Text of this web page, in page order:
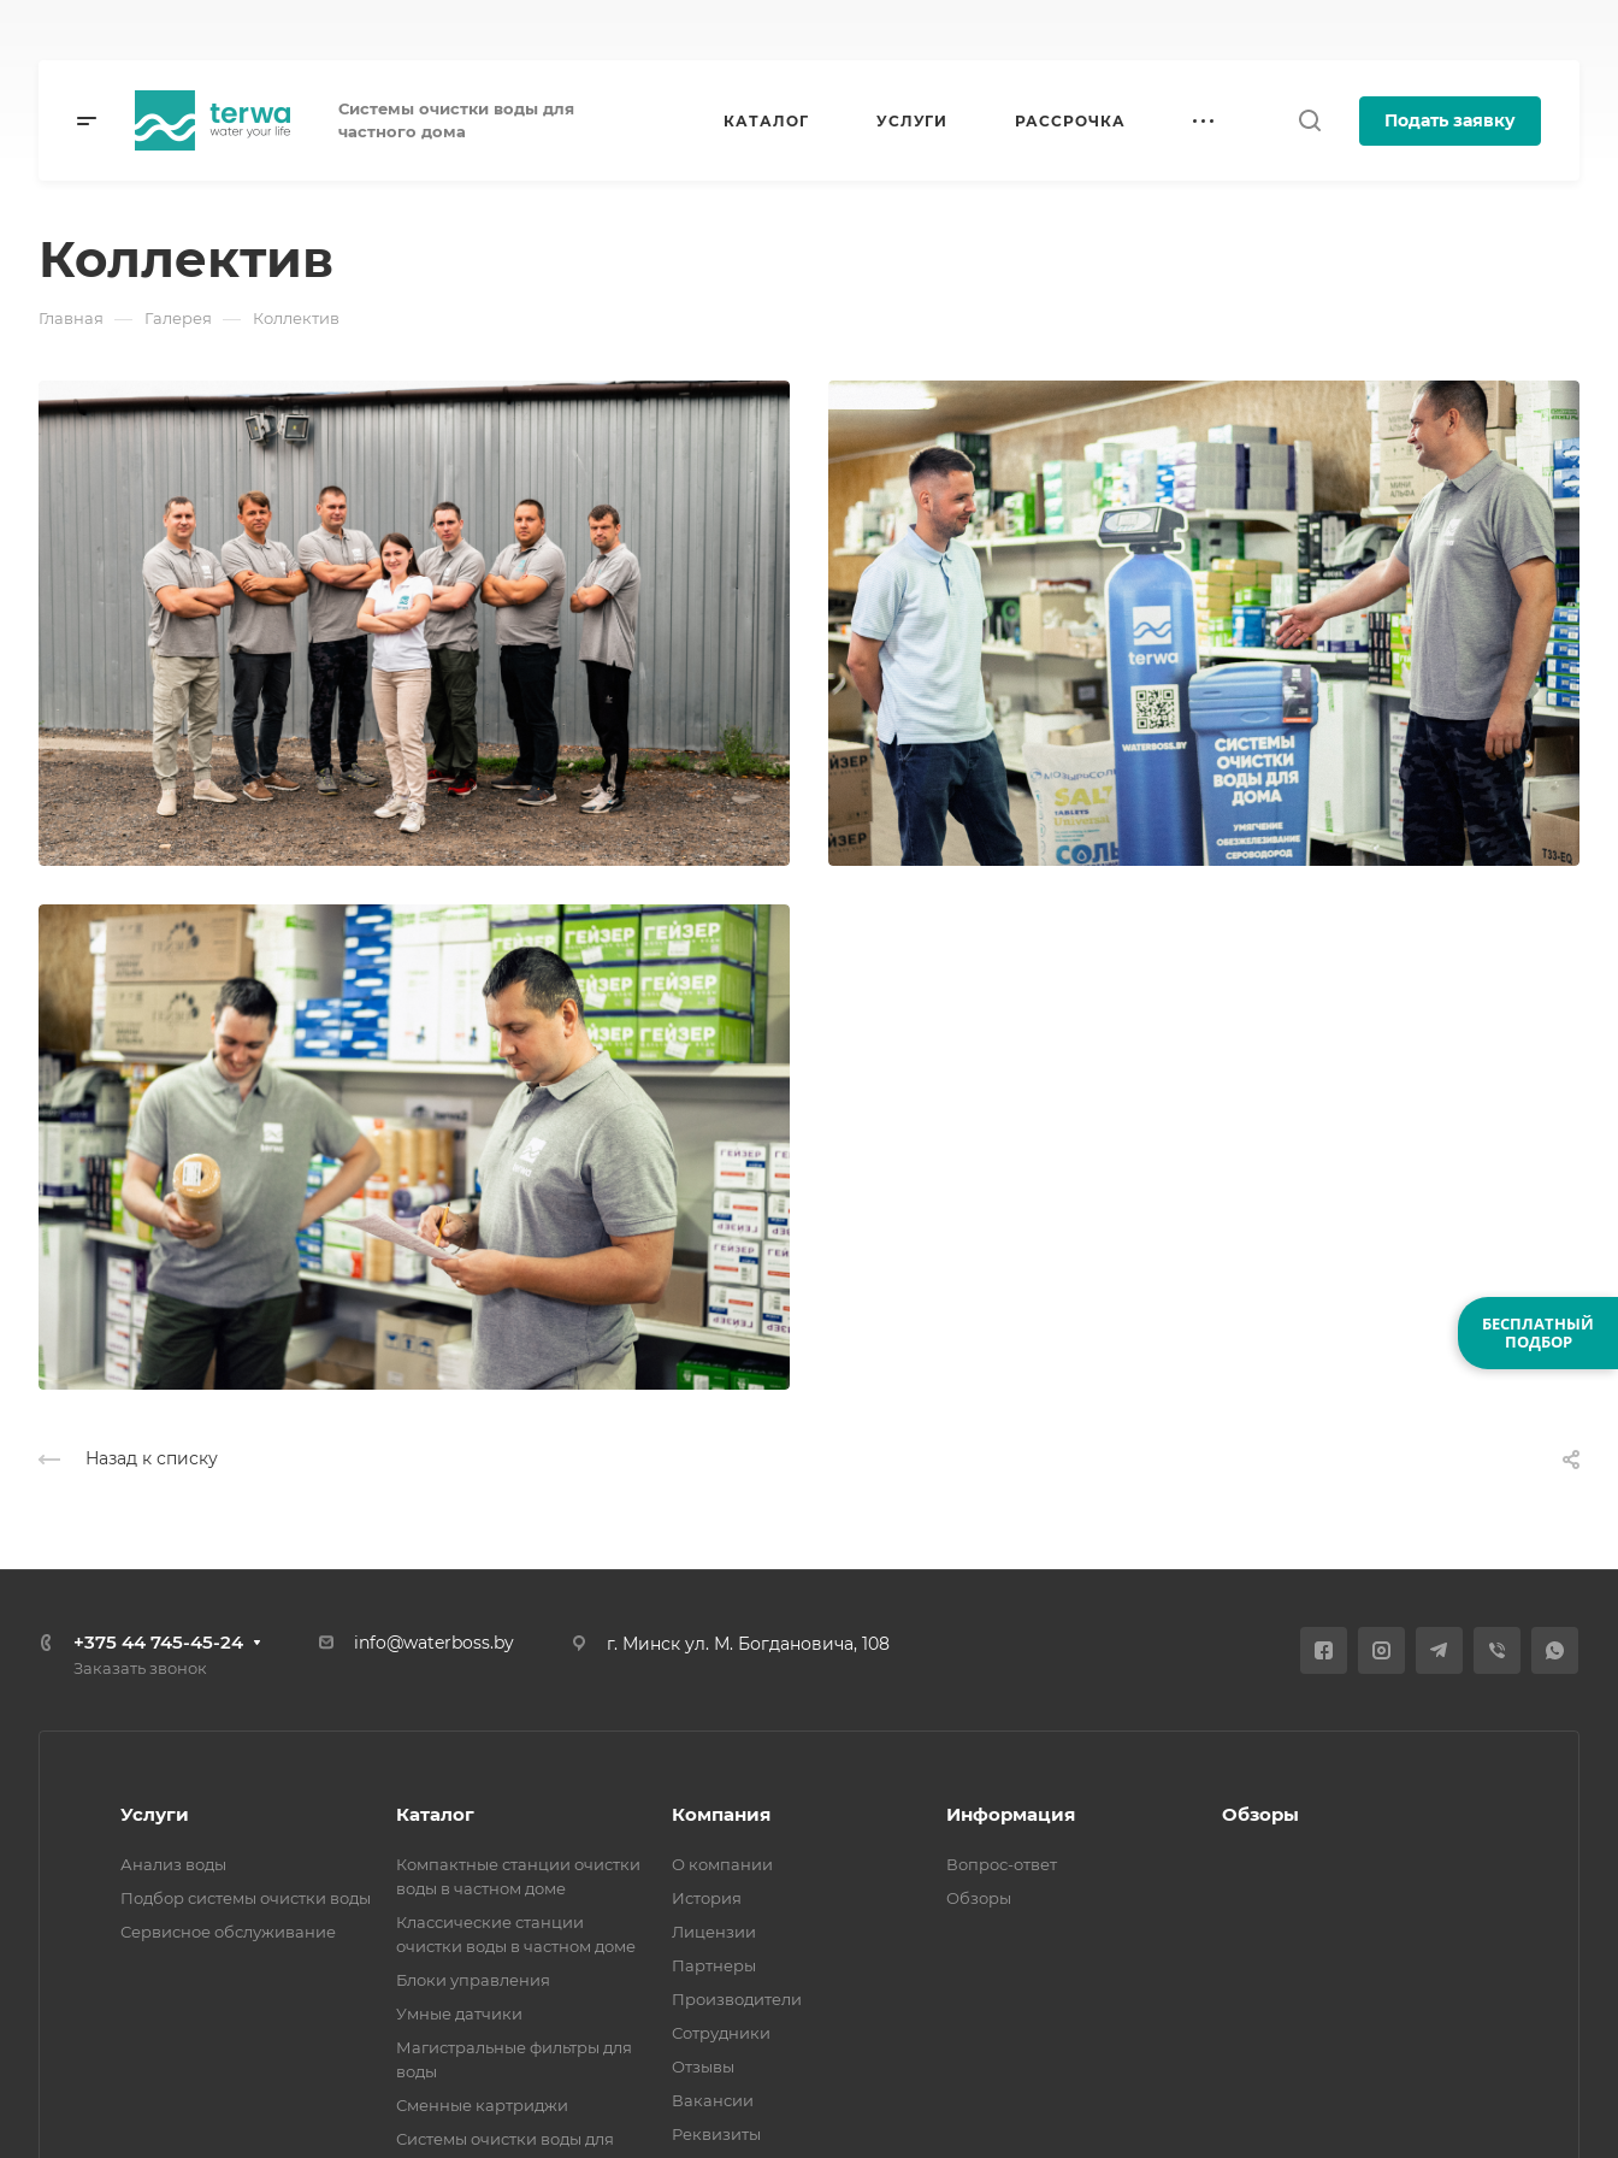
Системы очистки воды для
частного дома
КАТАЛОГ УСЛУГИ РАССРОЧКА Подать заявку
Коллектив
Главная — Галерея — Коллектив
Назад к списку
+375 44 745-45-24
Заказать звонок
info@waterboss.by г. Минск ул. М. Богдановича, 108
Услуги
Анализ воды
Подбор системы очистки воды
Сервисное обслуживание
Каталог
Компактные станции очистки
воды в частном доме
Классические станции
очистки воды в частном доме
Блоки управления
Умные датчики
Магистральные фильтры для
воды
Сменные картриджи
Системы очистки воды для
Компания
О компании
История
Лицензии
Партнеры
Производители
Сотрудники
Отзывы
Вакансии
Реквизиты
Информация
Вопрос-ответ
Обзоры
Обзоры
БЕСПЛАТНЫЙ
ПОДБОР